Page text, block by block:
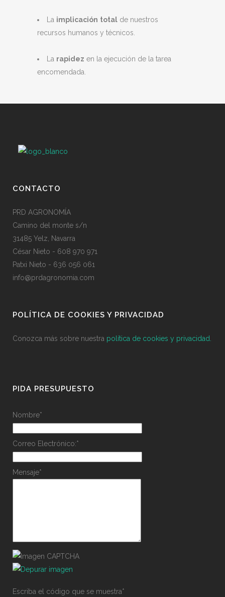
La implicación total de nuestros
recursos humanos y técnicos.
La rapidez en la ejecución de la tarea
encomendada.
CONTACTO
PRD AGRONOMÍA
Camino del monte s/n
31485 Yelz, Navarra
César Nieto - 608 970 971
Patxi Nieto - 636 056 061
info@prdagronomia.com
POLÍTICA DE COOKIES Y PRIVACIDAD
Conozca más sobre nuestra política de cookies y privacidad.
PIDA PRESUPUESTO
Nombre*
Correo Electrónico:*
Mensaje*
Escriba el código que se muestra*